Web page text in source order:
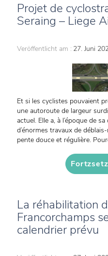
Projet de
Seraing – Liege
Veröffentlicht am : 27. Juni
Et si les cyclistes pouvaient
une autoroute de largeur
actuel. Elle a, à l’époque de
d’énormes travaux de
pente douce et régulière.
La réhabilitation
Francorchamps
calendrier prévu